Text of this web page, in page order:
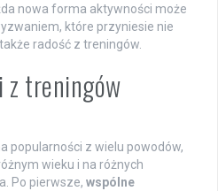
nowa forma aktywności może
które przyniesie nie
radość z treningów.
z treningów
popularności z wielu powodów,
wieku i na różnych
Po pierwsze, wspólne